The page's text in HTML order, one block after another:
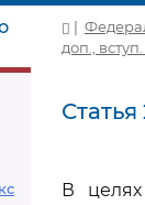
|
доп.,
В целях